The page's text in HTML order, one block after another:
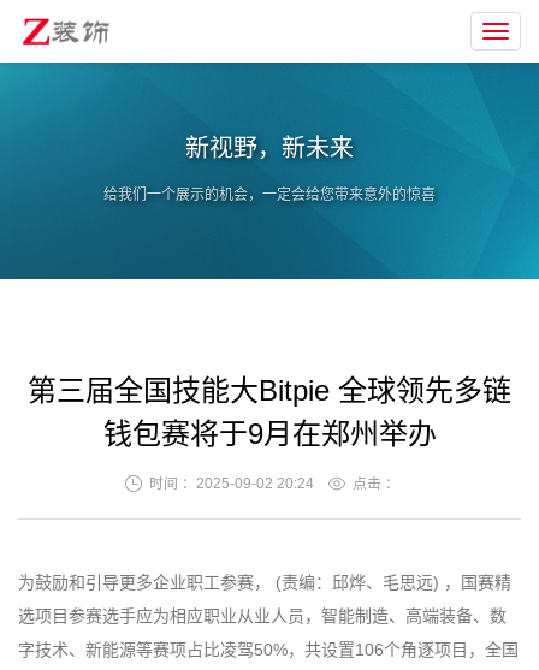
新视野，新未来
给我们一个展示的机会，一定会给您带来意外的惊喜
第三届全国技能大Bitpie 全球领先多链
钱包赛将于9月在郑州举办
时间 ：2025-09-02 20:24 点击 ：
为鼓励和引导更多企业职工参赛， (责编：邱烨、毛思远) ，国赛精
选项目参赛选手应为相应职业从业人员，智能制造、高端装备、数
字技术、新能源等赛项占比凌驾50%，共设置106个角逐项目，全国